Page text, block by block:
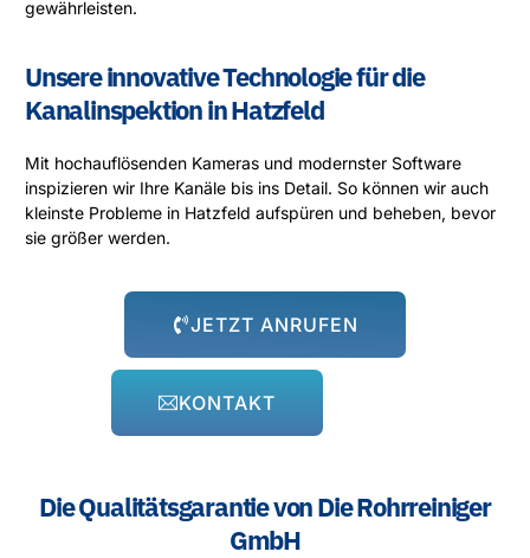
gewährleisten.
Unsere innovative Technologie für die
Kanalinspektion in Hatzfeld
Mit hochauflösenden Kameras und modernster Software
inspizieren wir Ihre Kanäle bis ins Detail. So können wir auch
kleinste Probleme in Hatzfeld aufspüren und beheben, bevor
sie größer werden.
JETZT ANRUFEN
KONTAKT
Die Qualitätsgarantie von Die Rohrreiniger
GmbH